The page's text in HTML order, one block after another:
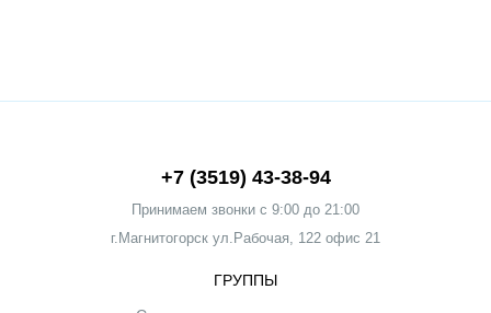
+7 (3519) 43-38-94
Принимаем звонки c 9:00 до 21:00
г.Магнитогорск ул.Рабочая, 122 офис 21
ГРУППЫ